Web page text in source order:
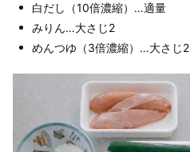
白だし（10倍濃縮）…適量
みりん…大さじ2
めんつゆ（3倍濃縮）…大さじ2